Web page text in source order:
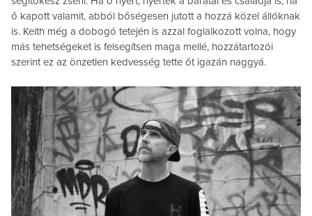
ő kapott valamit, abból bőségesen jutott a hozzá közel állóknak
is. Keith még a dobogó tetején is azzal foglalkozott volna, hogy
más tehetségeket is felsegítsen maga mellé, hozzátartozói
szerint ez az önzetlen kedvesség tette őt igazán naggyá.